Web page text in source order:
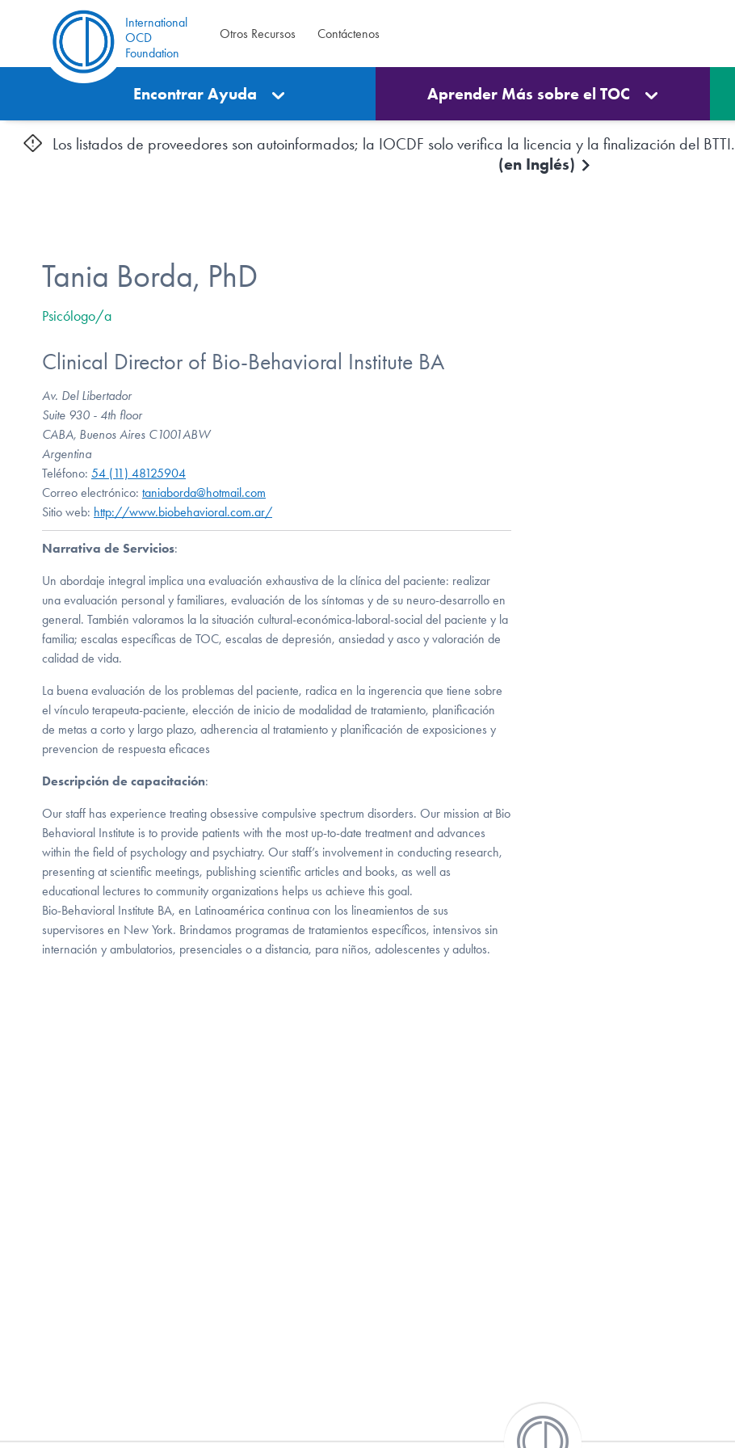
International
OCD
Foundation
Otros Recursos Contáctenos
Encontrar Ayuda Aprender Más sobre el TOC
Los listados de proveedores son autoinformados; la IOCDF solo verifica la licencia y la finalización del BTTI.
(en Inglés)
Tania Borda, PhD
Psicólogo/a
Clinical Director of Bio-Behavioral Institute BA
Av. Del Libertador
Suite 930 - 4th floor
CABA, Buenos Aires C1001ABW
Argentina
Teléfono: 54 (11) 48125904
Correo electrónico: taniaborda@hotmail.com
Sitio web: http://www.biobehavioral.com.ar/
Narrativa de Servicios:
Un abordaje integral implica una evaluación exhaustiva de la clínica del paciente: realizar
una evaluación personal y familiares, evaluación de los síntomas y de su neuro-desarrollo en
general. También valoramos la la situación cultural-económica-laboral-social del paciente y la
familia; escalas específicas de TOC, escalas de depresión, ansiedad y asco y valoración de
calidad de vida.
La buena evaluación de los problemas del paciente, radica en la ingerencia que tiene sobre
el vínculo terapeuta-paciente, elección de inicio de modalidad de tratamiento, planificación
de metas a corto y largo plazo, adherencia al tratamiento y planificación de exposiciones y
prevencion de respuesta eficaces
Descripción de capacitación:
Our staff has experience treating obsessive compulsive spectrum disorders. Our mission at Bio
Behavioral Institute is to provide patients with the most up-to-date treatment and advances
within the field of psychology and psychiatry. Our staff’s involvement in conducting research,
presenting at scientific meetings, publishing scientific articles and books, as well as
educational lectures to community organizations helps us achieve this goal.
Bio-Behavioral Institute BA, en Latinoamérica continua con los lineamientos de sus
supervisores en New York. Brindamos programas de tratamientos específicos, intensivos sin
internación y ambulatorios, presenciales o a distancia, para niños, adolescentes y adultos.